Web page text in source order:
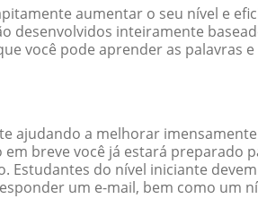
aumentar o seu nível e
desenvolvidos inteiramente
você pode aprender as palavras
ajudando a melhorar
breve você já estará preparado
Estudantes do nível iniciante
um e-mail, bem como um